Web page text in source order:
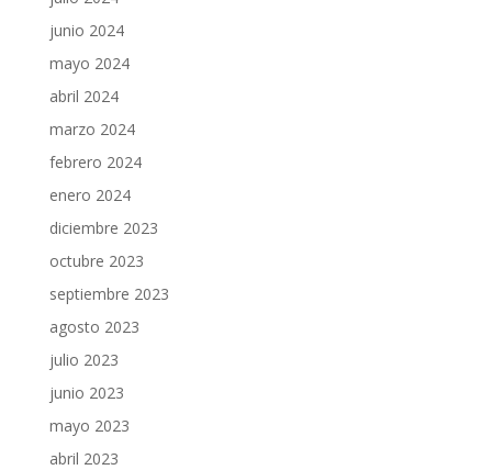
junio 2024
mayo 2024
abril 2024
marzo 2024
febrero 2024
enero 2024
diciembre 2023
octubre 2023
septiembre 2023
agosto 2023
julio 2023
junio 2023
mayo 2023
abril 2023